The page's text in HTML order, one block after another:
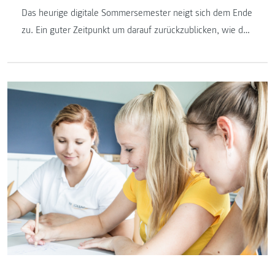
Das heurige digitale Sommersemester neigt sich dem Ende
zu. Ein guter Zeitpunkt um darauf zurückzublicken, wie der
Studium mit sich brachte.